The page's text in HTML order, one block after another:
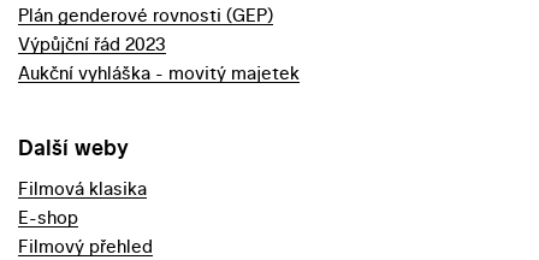
Plán genderové rovnosti (GEP)
Výpůjční řád 2023
Aukční vyhláška - movitý majetek
Další weby
Filmová klasika
E-shop
Filmový přehled